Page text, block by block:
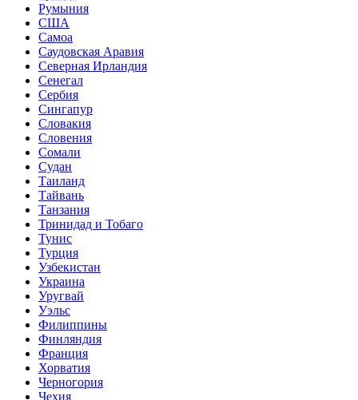
Румыния
США
Самоа
Саудовская Аравия
Северная Ирландия
Сенегал
Сербия
Сингапур
Словакия
Словения
Сомали
Судан
Таиланд
Тайвань
Танзания
Тринидад и Тобаго
Тунис
Турция
Узбекистан
Украина
Уругвай
Уэльс
Филиппины
Финляндия
Франция
Хорватия
Черногория
Чехия